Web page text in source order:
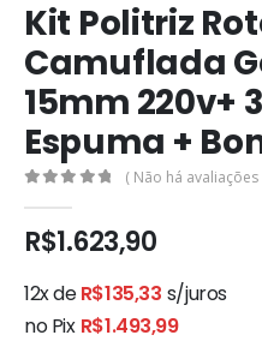
Kit Politriz
Camuflada
15mm 220v+
Espuma +
( Não há avaliações
R$1.623,90
12x deR$135,33 s/juros
no Pix R$1.493,99